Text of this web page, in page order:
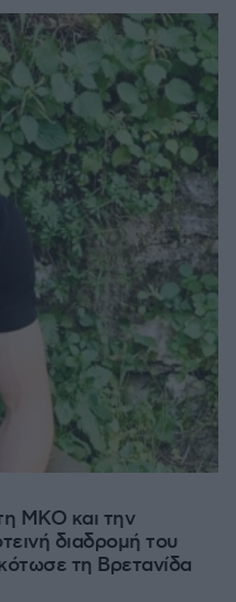
ΜΚΟ και την
διαδρομή του
τη Βρετανίδα